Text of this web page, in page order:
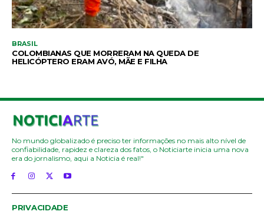
BRASIL
COLOMBIANAS QUE MORRERAM NA QUEDA DE
HELICÓPTERO ERAM AVÓ, MÃE E FILHA
No mundo globalizado é preciso ter informações no mais alto nível de
confiabilidade, rapidez e clareza dos fatos, o Noticiarte inicia uma nova
era do jornalismo, aqui a Noticia é real!"
PRIVACIDADE